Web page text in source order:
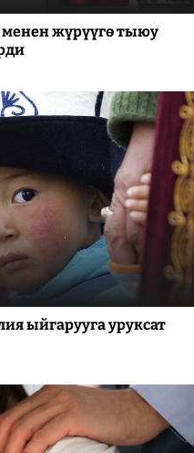
жүрүүгө тыюу
ыйгарууга уруксат